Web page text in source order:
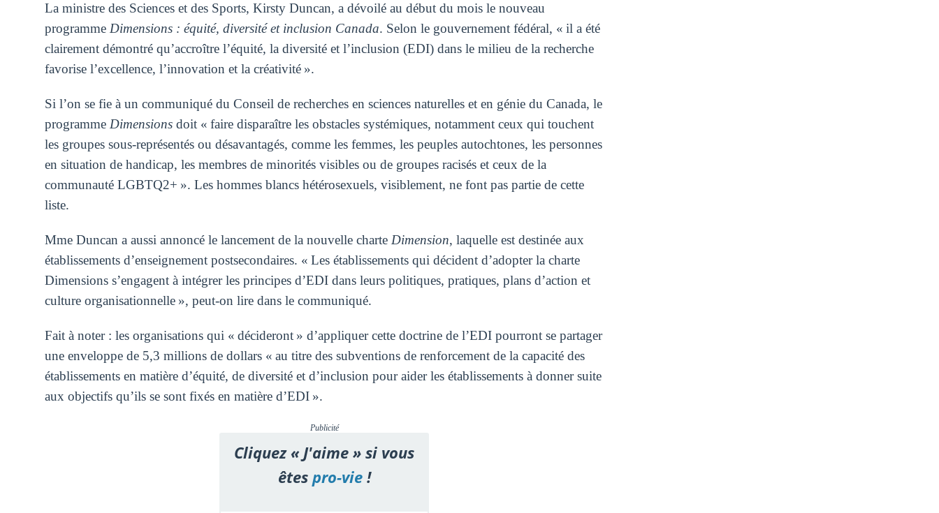
La ministre des Sciences et des Sports, Kirsty Duncan, a dévoilé au début du mois le nouveau
programme Dimensions : équité, diversité et inclusion Canada. Selon le gouvernement fédéral, « il a été
clairement démontré qu’accroître l’équité, la diversité et l’inclusion (EDI) dans le milieu de la recherche
favorise l’excellence, l’innovation et la créativité ».
Si l’on se fie à un communiqué du Conseil de recherches en sciences naturelles et en génie du Canada, le
programme Dimensionsdoit « faire disparaître les obstacles systémiques, notamment ceux qui touchent
les groupes sous-représentés ou désavantagés, comme les femmes, les peuples autochtones, les personnes
en situation de handicap, les membres de minorités visibles ou de groupes racisés et ceux de la
communauté LGBTQ2+ ». Les hommes blancs hétérosexuels, visiblement, ne font pas partie de cette
liste.
Mme Duncan a aussi annoncé le lancement de la nouvelle charte Dimension, laquelle est destinée aux
établissements d’enseignement postsecondaires. « Les établissements qui décident d’adopter la charte
Dimensions s’engagent à intégrer les principes d’EDI dans leurs politiques, pratiques, plans d’action et
culture organisationnelle », peut-on lire dans le communiqué.
Fait à noter : les organisations qui « décideront » d’appliquer cette doctrine de l’EDI pourront se partager
une enveloppe de 5,3 millions de dollars « au titre des subventions de renforcement de la capacité des
établissements en matière d’équité, de diversité et d’inclusion pour aider les établissements à donner suite
aux objectifs qu’ils se sont fixés en matière d’EDI ».
Publicité
Cliquez « J'aime » si vous
êtespro-vie!